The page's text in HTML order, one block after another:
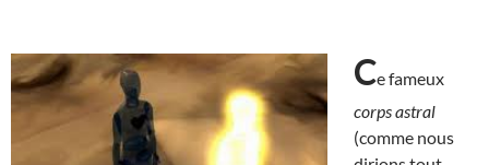
Ce fameux
corps astral
(comme nous